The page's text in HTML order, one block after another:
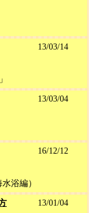
13/03/14
13/03/04
16/12/12
浴編）
13/01/04